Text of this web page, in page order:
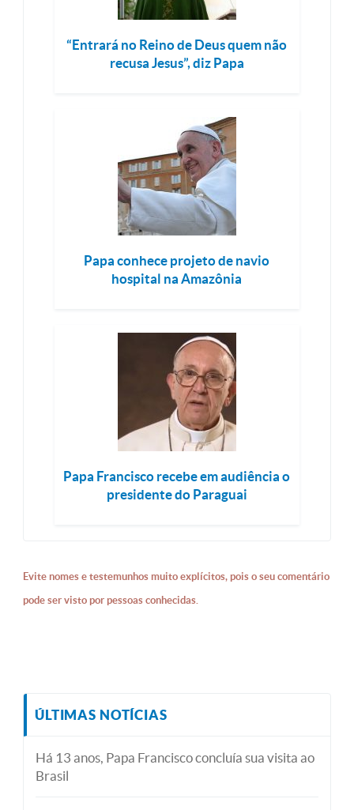
“Entrará no Reino de Deus quem não
recusa Jesus”, diz Papa
Papa conhece projeto de navio
hospital na Amazônia
Papa Francisco recebe em audiência o
presidente do Paraguai
Evite nomes e testemunhos muito explícitos, pois o seu comentário
pode ser visto por pessoas conhecidas.
ÚLTIMAS NOTÍCIAS
Há 13 anos, Papa Francisco concluía sua visita ao
Brasil